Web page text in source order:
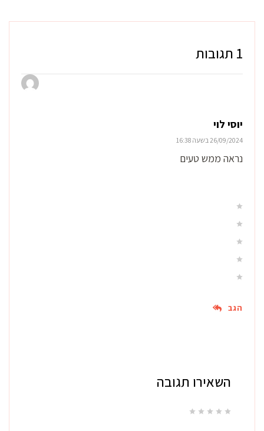
1 תגובות
יוסי לוי
26/09/2024 בשעה 16:38
הגב
נראה ממש טעים
השאירו תגובה